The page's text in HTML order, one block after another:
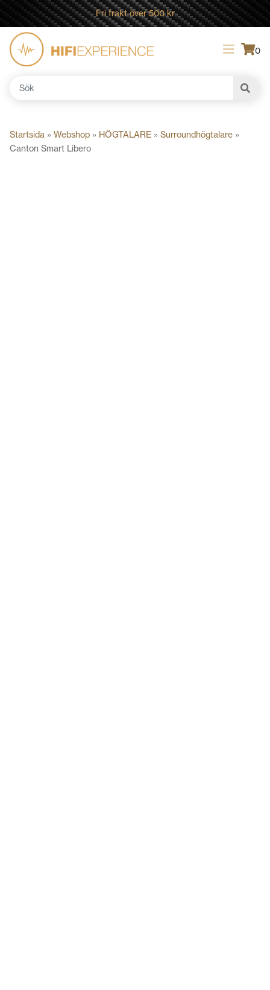
Fri frakt över 500 kr
0
Sök
Startsida » Webshop » HÖGTALARE » Surroundhögtalare »
Canton Smart Libero